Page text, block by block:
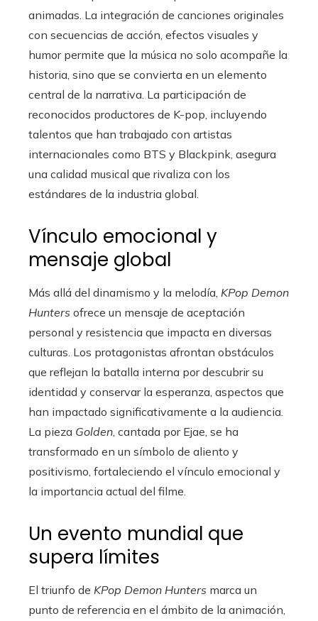
animadas. La integración de canciones originales
con secuencias de acción, efectos visuales y
humor permite que la música no solo acompañe la
historia, sino que se convierta en un elemento
central de la narrativa. La participación de
reconocidos productores de K-pop, incluyendo
talentos que han trabajado con artistas
internacionales como BTS y Blackpink, asegura
una calidad musical que rivaliza con los
estándares de la industria global.
Vínculo emocional y
mensaje global
Más allá del dinamismo y la melodía, KPop Demon
Hunters ofrece un mensaje de aceptación
personal y resistencia que impacta en diversas
culturas. Los protagonistas afrontan obstáculos
que reflejan la batalla interna por descubrir su
identidad y conservar la esperanza, aspectos que
han impactado significativamente a la audiencia.
La pieza Golden , cantada por Ejae, se ha
transformado en un símbolo de aliento y
positivismo, fortaleciendo el vínculo emocional y
la importancia actual del filme.
Un evento mundial que
supera límites
El triunfo de KPop Demon Hunters marca un
punto de referencia en el ámbito de la animación,